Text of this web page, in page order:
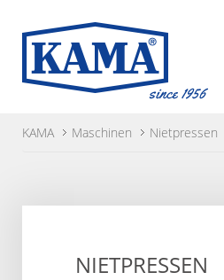
KAMA Maschinen Nietpressen
NIETPRESSEN